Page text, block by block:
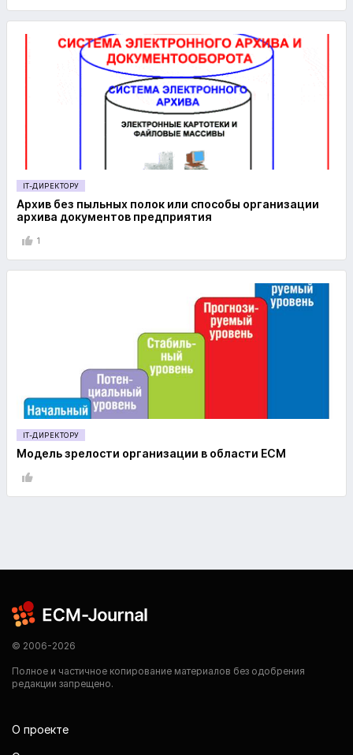
IT-ДИРЕКТОРУ
Архив без пыльных полок или способы организации
архива документов предприятия
1
IT-ДИРЕКТОРУ
Модель зрелости организации в области ECM
© 2006-2026
Полное и частичное копирование материалов без одобрения
редакции запрещено.
О проекте